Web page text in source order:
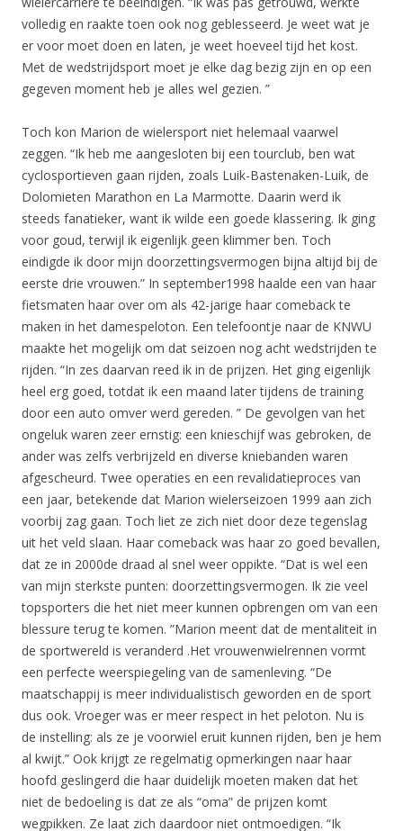
volledig en raakte toen ook nog geblesseerd. Je weet wat je
er voor moet doen en laten, je weet hoeveel tijd het kost.
Met de wedstrijdsport moet je elke dag bezig zijn en op een
gegeven moment heb je alles wel gezien. ”
Toch kon Marion de wielersport niet helemaal vaarwel
zeggen. “Ik heb me aangesloten bij een tourclub, ben wat
cyclosportieven gaan rijden, zoals Luik-Bastenaken-Luik, de
Dolomieten Marathon en La Marmotte. Daarin werd ik
steeds fanatieker, want ik wilde een goede klassering. Ik ging
voor goud, terwijl ik eigenlijk geen klimmer ben. Toch
eindigde ik door mijn doorzettingsvermogen bijna altijd bij de
eerste drie vrouwen.” In september1998 haalde een van haar
fietsmaten haar over om als 42-jarige haar comeback te
maken in het damespeloton. Een telefoontje naar de KNWU
maakte het mogelijk om dat seizoen nog acht wedstrijden te
rijden. “In zes daarvan reed ik in de prijzen. Het ging eigenlijk
heel erg goed, totdat ik een maand later tijdens de training
door een auto omver werd gereden. ” De gevolgen van het
ongeluk waren zeer ernstig: een knieschijf was gebroken, de
ander was zelfs verbrijzeld en diverse kniebanden waren
afgescheurd. Twee operaties en een revalidatieproces van
een jaar, betekende dat Marion wielerseizoen 1999 aan zich
voorbij zag gaan. Toch liet ze zich niet door deze tegenslag
uit het veld slaan. Haar comeback was haar zo goed bevallen,
dat ze in 2000de draad al snel weer oppikte. “Dat is wel een
van mijn sterkste punten: doorzettingsvermogen. Ik zie veel
topsporters die het niet meer kunnen opbrengen om van een
blessure terug te komen. ”Marion meent dat de mentaliteit in
de sportwereld is veranderd .Het vrouwenwielrennen vormt
een perfecte weerspiegeling van de samenleving. “De
maatschappij is meer individualistisch geworden en de sport
dus ook. Vroeger was er meer respect in het peloton. Nu is
de instelling: als ze je voorwiel eruit kunnen rijden, ben je hem
al kwijt.” Ook krijgt ze regelmatig opmerkingen naar haar
hoofd geslingerd die haar duidelijk moeten maken dat het
niet de bedoeling is dat ze als “oma” de prijzen komt
wegpikken. Ze laat zich daardoor niet ontmoedigen. “Ik